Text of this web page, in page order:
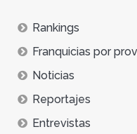
Rankings
Franquicias por
Noticias
Reportajes
Entrevistas